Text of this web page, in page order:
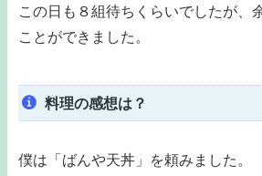
この日も８組待ちくらいでしたが、
ことができました。
料理の感想は？
僕は「ばんや天丼」を頼みました。